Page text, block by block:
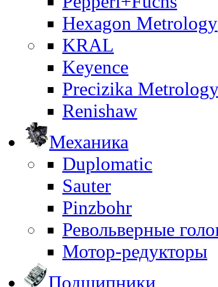
Hexagon Metrology
KRAL
Keyence
Precizika
Renishaw
Механика
Duplomatic
Sauter
Pinzbohr
Револьверные
Мотор-редукторы
Подшипники